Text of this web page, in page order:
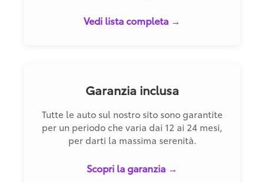
Vedi lista completa →
Garanzia inclusa
Tutte le auto sul nostro sito sono garantite
per un periodo che varia dai 12 ai 24 mesi,
per darti la massima serenità.
Scopri la garanzia →